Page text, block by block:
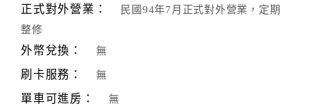
正式對外營業：
民國94年7月正式對外營業，定期
整修
外幣兌換： 無
刷卡服務： 無
單車可進房： 無